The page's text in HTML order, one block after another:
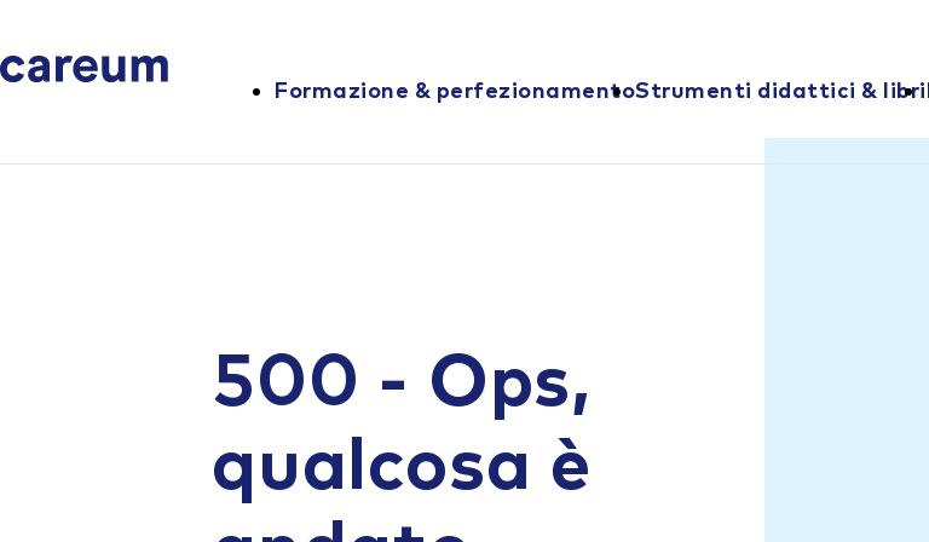
Formazione & perfezionamentoStrumenti didattici & libri
500 - Ops,
qualcosa è